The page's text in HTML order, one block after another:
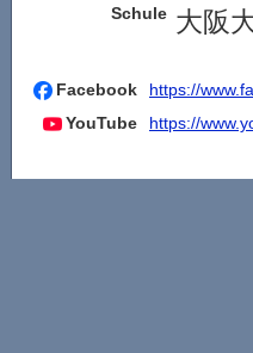
Schule 大阪
Facebook
https://
YouTube
https://